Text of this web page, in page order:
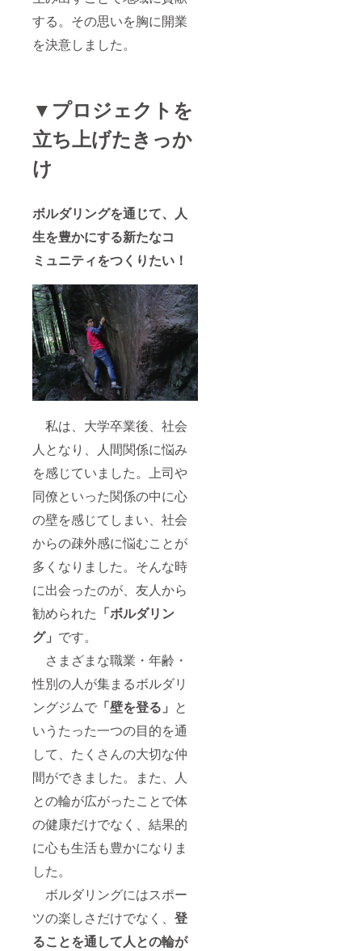
する。その思いを胸に開業
を決意しました。
▼プロジェクトを
立ち上げたきっか
け
ボルダリングを通じて、人
生を豊かにする新たなコ
ミュニティをつくりたい！
私は、大学卒業後、社会
人となり、人間関係に悩み
を感じていました。上司や
同僚といった関係の中に心
の壁を感じてしまい、社会
からの疎外感に悩むことが
多くなりました。そんな時
に出会ったのが、友人から
勧められた 「ボルダリン
グ」 です。
さまざまな職業・年齢・
性別の人が集まるボルダリ
ングジムで 「壁を登る」 と
いうたった一つの目的を通
して、たくさんの大切な仲
間ができました。また、人
との輪が広がったことで体
の健康だけでなく、結果的
に心も生活も豊かになりま
した。
ボルダリングにはスポー
ツの楽しさだけでなく、 登
ることを通して人との輪が